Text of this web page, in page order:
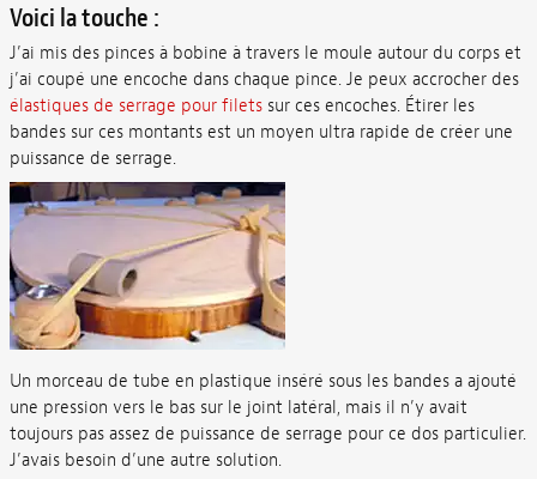
Voici la touche :
J’ai mis des pinces à bobine à travers le moule autour du corps et
j’ai coupé une encoche dans chaque pince. Je peux accrocher des
élastiques de serrage pour filetssur ces encoches. Étirer les
bandes sur ces montants est un moyen ultra rapide de créer une
puissance de serrage.
Un morceau de tube en plastique inséré sous les bandes a ajouté
une pression vers le bas sur le joint latéral, mais il n’y avait
toujours pas assez de puissance de serrage pour ce dos particulier.
J’avais besoin d’une autre solution.